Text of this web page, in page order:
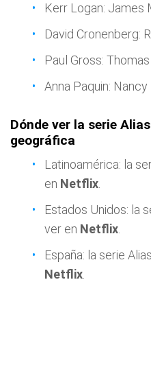
Kerr Logan: James
David Cronenberg:
Paul Gross:
Anna Paquin:
Dónde ver la serie
geográfica
Latinoamérica: la
en Netflix.
Estados Unidos: la
ver en Netflix.
España: la serie
Netflix.